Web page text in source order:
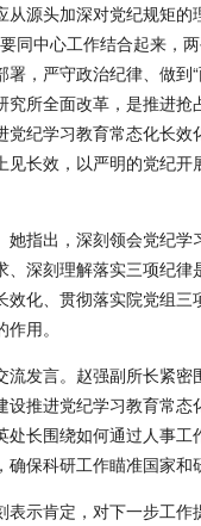
源头加深对党纪规矩
同中心工作结合起来
，严守政治纪律、做到
所全面改革，是推进
纪学习教育常态化长
长效，以严明的党纪
指出，深刻领会党纪
深刻理解落实三项纪
化、贯彻落实院党组
用。
发言。赵强副所长紧
推进党纪学习教育常
长围绕如何通过人事
保科研工作瞄准国家和
示肯定，对下一步工作